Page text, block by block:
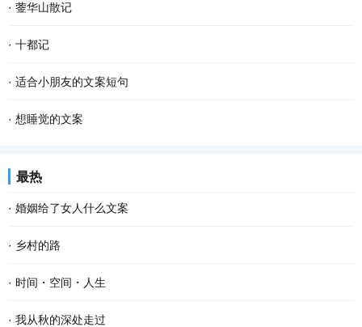
· 蓥华山散记
· 十都记
· 适合小朋友的文案短句
· 想睡觉的文案
最热
· 婚姻给了女人什么文案
· 乡村的路
· 时间・空间・人生
· 我从秋的深处走过